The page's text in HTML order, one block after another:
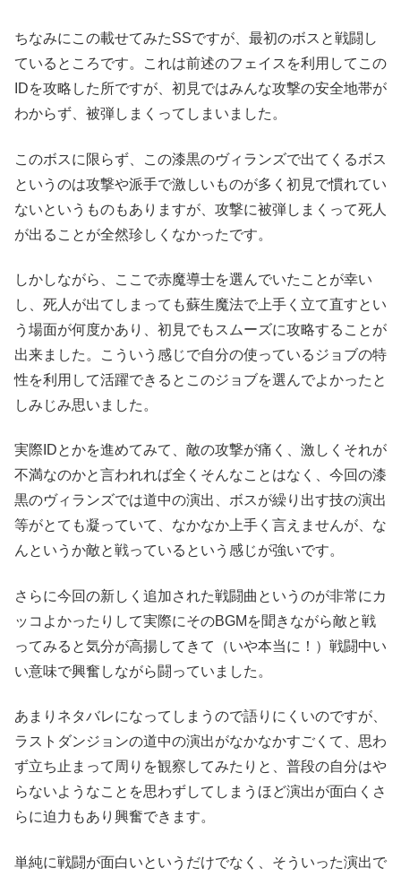
ちなみにこの載せてみたSSですが、最初のボスと戦闘し
ているところです。これは前述のフェイスを利用してこの
IDを攻略した所ですが、初見ではみんな攻撃の安全地帯が
わからず、被弾しまくってしまいました。
このボスに限らず、この漆黒のヴィランズで出てくるボス
というのは攻撃や派手で激しいものが多く初見で慣れてい
ないというものもありますが、攻撃に被弾しまくって死人
が出ることが全然珍しくなかったです。
しかしながら、ここで赤魔導士を選んでいたことが幸い
し、死人が出てしまっても蘇生魔法で上手く立て直すとい
う場面が何度かあり、初見でもスムーズに攻略することが
出来ました。こういう感じで自分の使っているジョブの特
性を利用して活躍できるとこのジョブを選んでよかったと
しみじみ思いました。
実際IDとかを進めてみて、敵の攻撃が痛く、激しくそれが
不満なのかと言われれば全くそんなことはなく、今回の漆
黒のヴィランズでは道中の演出、ボスが繰り出す技の演出
等がとても凝っていて、なかなか上手く言えませんが、な
んというか敵と戦っているという感じが強いです。
さらに今回の新しく追加された戦闘曲というのが非常にカ
ッコよかったりして実際にそのBGMを聞きながら敵と戦
ってみると気分が高揚してきて（いや本当に！）戦闘中い
い意味で興奮しながら闘っていました。
あまりネタバレになってしまうので語りにくいのですが、
ラストダンジョンの道中の演出がなかなかすごくて、思わ
ず立ち止まって周りを観察してみたりと、普段の自分はや
らないようなことを思わずしてしまうほど演出が面白くさ
らに迫力もあり興奮できます。
単純に戦闘が面白いというだけでなく、そういった演出で